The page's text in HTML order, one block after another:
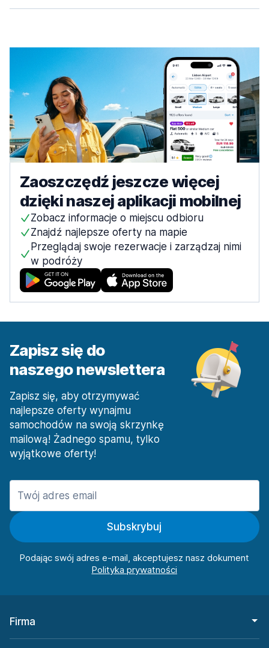
Lotnisko Wrocław
od 58,31 zł za dzień
1016 ofert w 4 lokalizacjach
Lotnisko Wenecja
od 108,97 zł za dzień
Zaoszczędź jeszcze więcej
dzięki naszej aplikacji mobilnej
Zobacz informacje o miejscu odbioru
Znajdź najlepsze oferty na mapie
Przeglądaj swoje rezerwacje i zarządzaj nimi
w podróży
Zapisz się do
naszego newslettera
Zapisz się, aby otrzymywać
najlepsze oferty wynajmu
samochodów na swoją skrzynkę
mailową! Żadnego spamu, tylko
wyjątkowe oferty!
Subskrybuj
Podając swój adres e-mail, akceptujesz nasz dokument
Firma